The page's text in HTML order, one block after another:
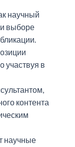
научный
и выборе
участвуя в
контента
научные